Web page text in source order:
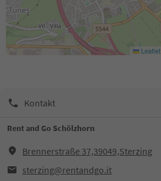
Leaflet
Kontakt
Rent and Go Schölzhorn
Brennerstraße 37,39049,Sterzing
sterzing@rentandgo.it